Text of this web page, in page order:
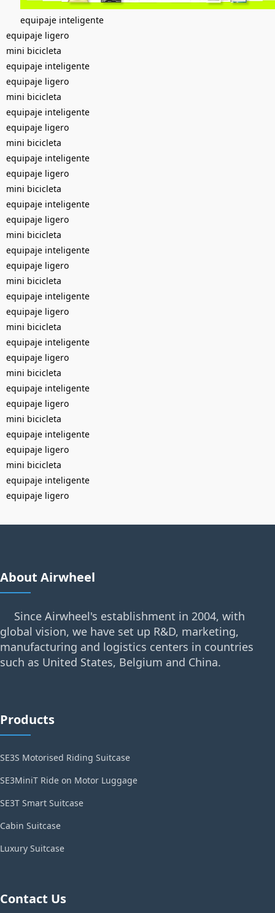
equipaje inteligente
equipaje ligero
mini bicicleta
equipaje inteligente
equipaje ligero
mini bicicleta
equipaje inteligente
equipaje ligero
mini bicicleta
equipaje inteligente
equipaje ligero
mini bicicleta
equipaje inteligente
equipaje ligero
mini bicicleta
equipaje inteligente
equipaje ligero
mini bicicleta
equipaje inteligente
equipaje ligero
mini bicicleta
equipaje inteligente
equipaje ligero
mini bicicleta
equipaje inteligente
equipaje ligero
mini bicicleta
equipaje inteligente
equipaje ligero
mini bicicleta
equipaje inteligente
equipaje ligero
About Airwheel
Since Airwheel's establishment in 2004, with
global vision, we have set up R&D, marketing,
manufacturing and logistics centers in countries
such as United States, Belgium and China.
Products
SE3S Motorised Riding Suitcase
SE3MiniT Ride on Motor Luggage
SE3T Smart Suitcase
Cabin Suitcase
Luxury Suitcase
Contact Us